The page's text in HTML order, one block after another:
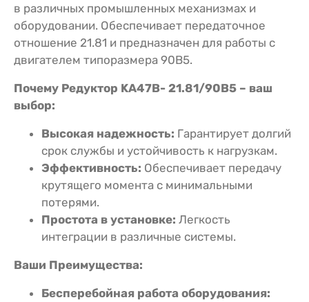
в различных промышленных механизмах и
оборудовании. Обеспечивает передаточное
отношение 21.81 и предназначен для работы с
двигателем типоразмера 90В5.
Почему Редуктор KA47B- 21.81/90В5 – ваш
выбор:
Высокая надежность: Гарантирует долгий
срок службы и устойчивость к нагрузкам.
Эффективность: Обеспечивает передачу
крутящего момента с минимальными
потерями.
Простота в установке: Легкость
интеграции в различные системы.
Ваши Преимущества:
Бесперебойная работа оборудования: